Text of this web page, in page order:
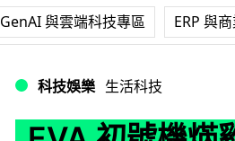
GenAI 與雲端科技專區 ERP 與
科技娛樂 生活科技